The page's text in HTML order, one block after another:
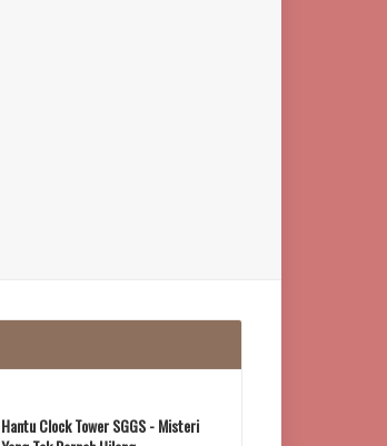
Hantu Clock Tower SGGS - Misteri